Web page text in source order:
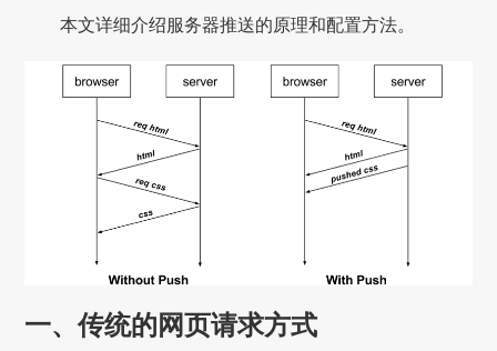
本文详细介绍服务器推送的原理和配置方法。
一、传统的网页请求方式